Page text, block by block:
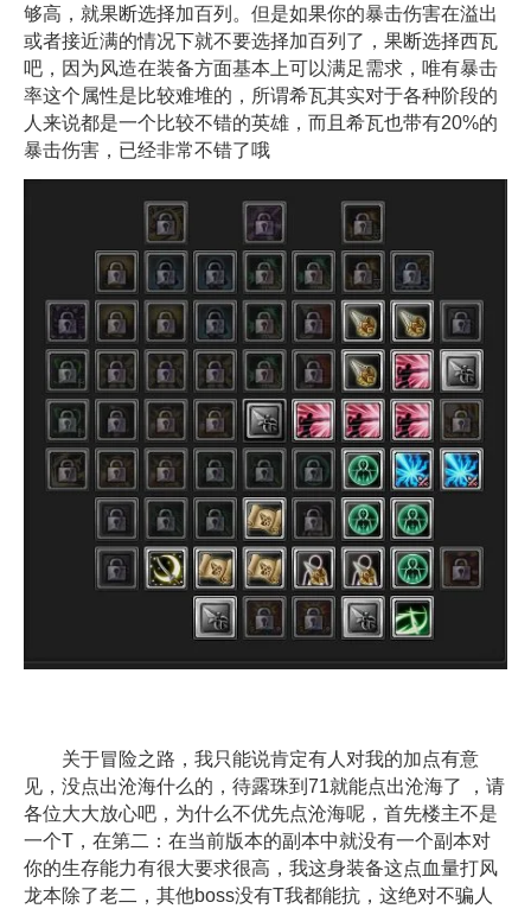
够高，就果断选择加百列。但是如果你的暴击伤害在溢出
或者接近满的情况下就不要选择加百列了，果断选择西瓦
吧，因为风造在装备方面基本上可以满足需求，唯有暴击
率这个属性是比较难堆的，所谓希瓦其实对于各种阶段的
人来说都是一个比较不错的英雄，而且希瓦也带有20%的
暴击伤害，已经非常不错了哦
关于冒险之路，我只能说肯定有人对我的加点有意
见，没点出沧海什么的，待露珠到71就能点出沧海了 ，请
各位大大放心吧，为什么不优先点沧海呢，首先楼主不是
一个T，在第二：在当前版本的副本中就没有一个副本对
你的生存能力有很大要求很高，我这身装备这点血量打风
龙本除了老二，其他boss没有T我都能抗，这绝对不骗人